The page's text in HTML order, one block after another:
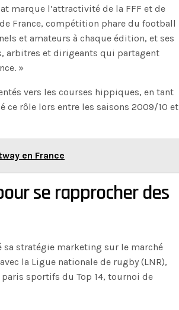
marque l’attractivité de la FFF et de
France, compétition phare du football
et amateurs à chaque édition, et ses
arbitres et dirigeants qui partagent
»
vers les courses hippiques, en tant
ce rôle lors entre les saisons 2009/10 et
en France
se rapprocher des
sa stratégie marketing sur le marché
la Ligue nationale de rugby (LNR),
sportifs du Top 14, tournoi de